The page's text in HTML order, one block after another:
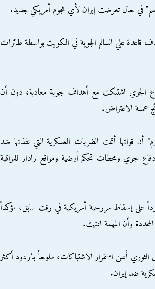
في حال تعرضت إيران لأي هجوم أمريكي جديد.
قاعدة علي السالم الجوية في الكويت بواسطة طائرات
الجوي اشتبكت مع أهداف جوية معادية، دون أن
عملية الاعتراض.
أن قواتها أتمت الضربات العسكرية التي نفذتها ضد
جوي ومحطات تحكم أرضية ومواقع رادار للمراقبة
إسقاط مروحية أمريكية في وقت سابق، مؤكداً
وأن المهمة انتهت.
أعلن استمرار الاشتباكات، ملوحاً بـ"ردود أكثر
ضد إيران.